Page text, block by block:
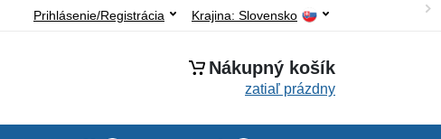
Krajina: Slovensko
Prihlásenie/Registrácia
Nákupný košík
zatiaľ prázdny